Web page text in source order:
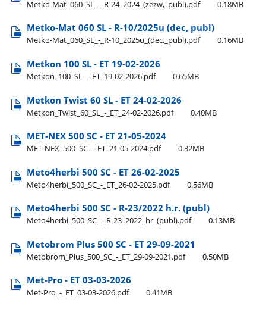
Metko-Mat​_060​_SL​_-​_R-24​_2024​_(zezw,​_publ).pdf 0.18MB
Metko-Mat 060 SL - R-10/2025u (dec, publ)
Metko-Mat​_060​_SL​_-​_R-10​_2025u​_(dec,​_publ).pdf 0.16MB
Metkon 100 SL - ET 19-02-2026
Metkon​_100​_SL​_-​_ET​_19-02-2026.pdf 0.65MB
Metkon Twist 60 SL - ET 24-02-2026
Metkon​_Twist​_60​_SL​_-​_ET​_24-02-2026.pdf 0.40MB
MET-NEX 500 SC - ET 21-05-2024
MET-NEX​_500​_SC​_-​_ET​_21-05-2024.pdf 0.32MB
Meto4herbi 500 SC - ET 26-02-2025
Meto4herbi​_500​_SC​_-​_ET​_26-02-2025.pdf 0.56MB
Meto4herbi 500 SC - R-23/2022 h.r. (publ)
Meto4herbi​_500​_SC​_-​_R-23​_2022​_hr​_(publ).pdf 0.13MB
Metobrom Plus 500 SC - ET 29-09-2021
Metobrom​_Plus​_500​_SC​_-​_ET​_29-09-2021.pdf 0.50MB
Met-Pro - ET 03-03-2026
Met-Pro​_-​_ET​_03-03-2026.pdf 0.41MB